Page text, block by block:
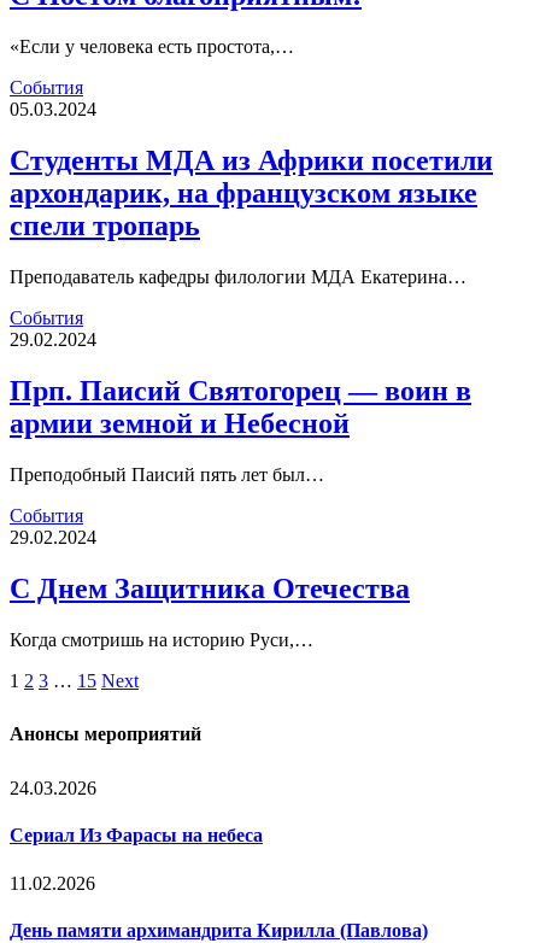
«Если у человека есть простота,…
События
05.03.2024
Студенты МДА из Африки посетили
архондарик, на французском языке
спели тропарь
Преподаватель кафедры филологии МДА Екатерина…
События
29.02.2024
Прп. Паисий Святогорец — воин в
армии земной и Небесной
Преподобный Паисий пять лет был…
События
29.02.2024
С Днем Защитника Отечества
Когда смотришь на историю Руси,…
1 2 3 … 15 Next
Анонсы мероприятий
24.03.2026
Сериал Из Фарасы на небеса
11.02.2026
День памяти архимандрита Кирилла (Павлова)